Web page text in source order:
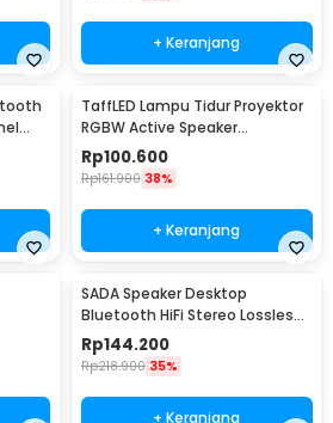
+ Keranjang
DA
TaffLED Lampu Tidur Proyektor
RGBW Active Speaker
Bluetooth Remote - BL-XK01
Rp100.600
Rp161.900 38%
+ Keranjang
SADA Speaker Desktop
Bluetooth HiFi Stereo Lossless
Decoding AUX 3W - V-111
Rp144.200
Rp218.900 35%
+ Keranjang